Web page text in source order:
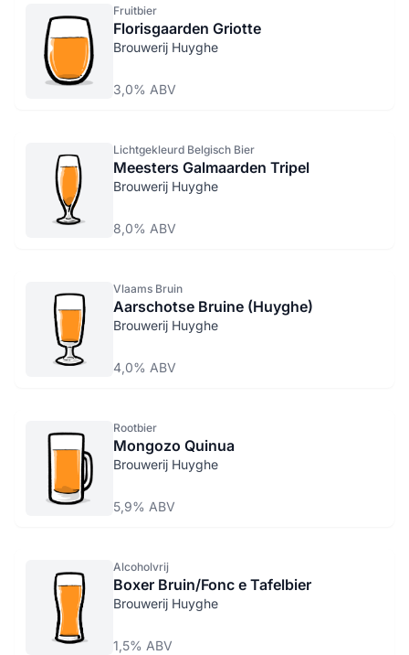
Fruitbier
Florisgaarden Griotte
Brouwerij Huyghe
3,0% ABV
Lichtgekleurd Belgisch Bier
Meesters Galmaarden Tripel
Brouwerij Huyghe
8,0% ABV
Vlaams Bruin
Aarschotse Bruine (Huyghe)
Brouwerij Huyghe
4,0% ABV
Rootbier
Mongozo Quinua
Brouwerij Huyghe
5,9% ABV
Alcoholvrij
Boxer Bruin/Fonc e Tafelbier
Brouwerij Huyghe
1,5% ABV